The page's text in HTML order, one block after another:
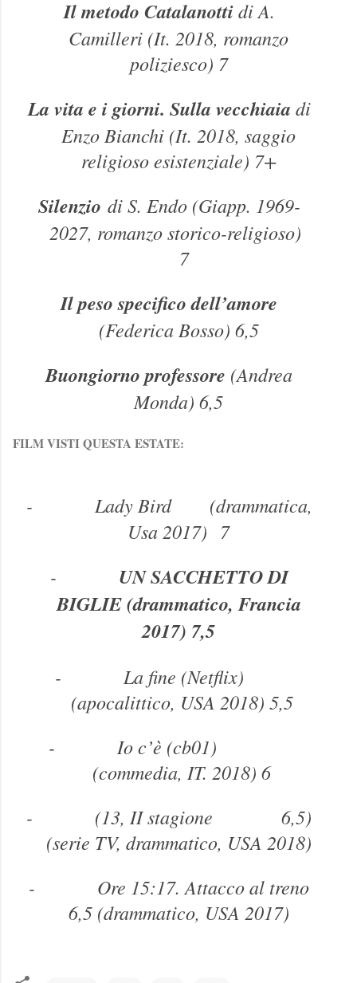
Il metodo Catalanottidi A.
Camilleri (It. 2018, romanzo
poliziesco) 7
La vita e i giorni. Sulla vecchiaia di
Enzo Bianchi (It. 2018, saggio
religioso esistenziale) 7+
Silenzio di S. Endo (Giapp. 1969-
2027, romanzo storico-religioso)
7
Il peso specifico dell’amore
(Federica Bosso) 6,5
Buongiorno professore (Andrea
Monda) 6,5
FILM VISTI QUESTA ESTATE:
- Lady Bird
(drammatica,
Usa 2017) 7
-
UN SACCHETTO DI
BIGLIE (drammatico, Francia
2017) 7,5
-
La fine (Netflix)
(apocalittico, USA 2018) 5,5
-
Io c’è (cb01)
(commedia, IT. 2018) 6
-
(13, II stagione 6,5)
(serie TV, drammatico, USA 2018)
-
Ore 15:17. Attacco al treno
6,5 (drammatico, USA 2017)